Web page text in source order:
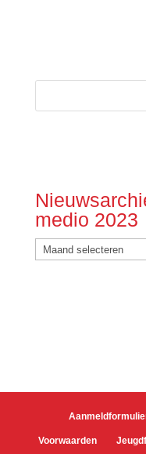
medio 2023
Nieuwsarchief
van
Voorwaarden